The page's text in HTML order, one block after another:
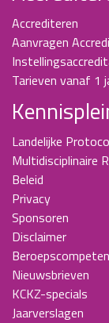
Accrediteren
Aanvragen
Tarieven vanaf 1
Landelijke
Multidisciplinaire
Beleid
Privacy
Sponsoren
Disclaimer
Nieuwsbrieven
KCKZ-specials
Jaarverslagen